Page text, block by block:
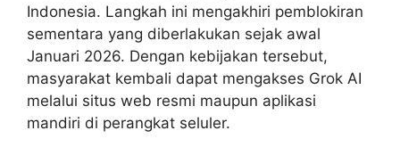
Indonesia. Langkah ini mengakhiri pemblokiran
sementara yang diberlakukan sejak awal
Januari 2026. Dengan kebijakan tersebut,
masyarakat kembali dapat mengakses Grok AI
melalui situs web resmi maupun aplikasi
mandiri di perangkat seluler.